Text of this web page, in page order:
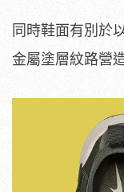
同時鞋面有別於
金屬塗層紋路營